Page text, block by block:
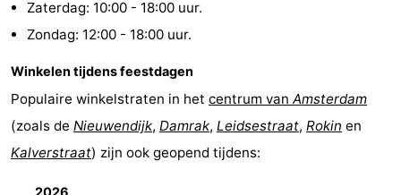
Zaterdag: 10:00 - 18:00 uur.
Zondag: 12:00 - 18:00 uur.
Winkelen tijdens feestdagen
Populaire winkelstraten in het centrum van Amsterdam
(zoals de Nieuwendijk, Damrak, Leidsestraat, Rokin en
Kalverstraat) zijn ook geopend tijdens:
2026